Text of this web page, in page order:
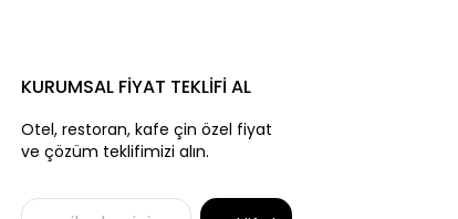
KURUMSAL FİYAT TEKLİFİ AL
Otel, restoran, kafe çin özel fiyat
ve çözüm teklifimizi alın.